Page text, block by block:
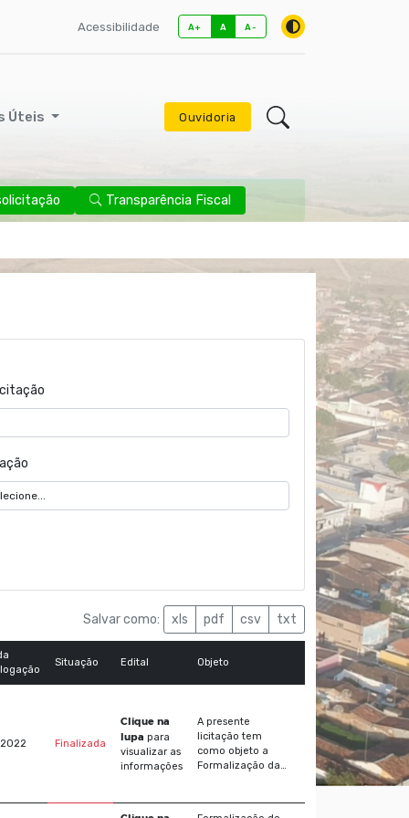
Acessibilidade A+ A A-
Úteis Ouvidoria
Transparência Fiscal
Salvar como: xls pdf csv txt
Situação Edital Objeto
Finalizada
Clique na
lupa para
visualizar as
informações
A presente
licitação tem
como objeto a
Formalização da